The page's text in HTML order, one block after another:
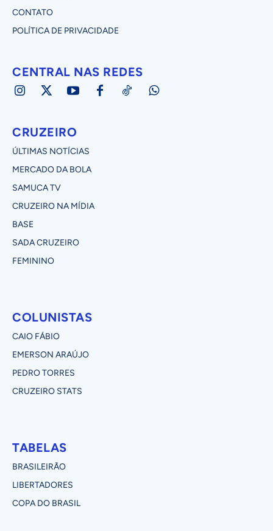
CONTATO
POLÍTICA DE PRIVACIDADE
CENTRAL NAS REDES
CRUZEIRO
ÚLTIMAS NOTÍCIAS
MERCADO DA BOLA
SAMUCA TV
CRUZEIRO NA MÍDIA
BASE
SADA CRUZEIRO
FEMININO
COLUNISTAS
CAIO FÁBIO
EMERSON ARAÚJO
PEDRO TORRES
CRUZEIRO STATS
TABELAS
BRASILEIRÃO
LIBERTADORES
COPA DO BRASIL